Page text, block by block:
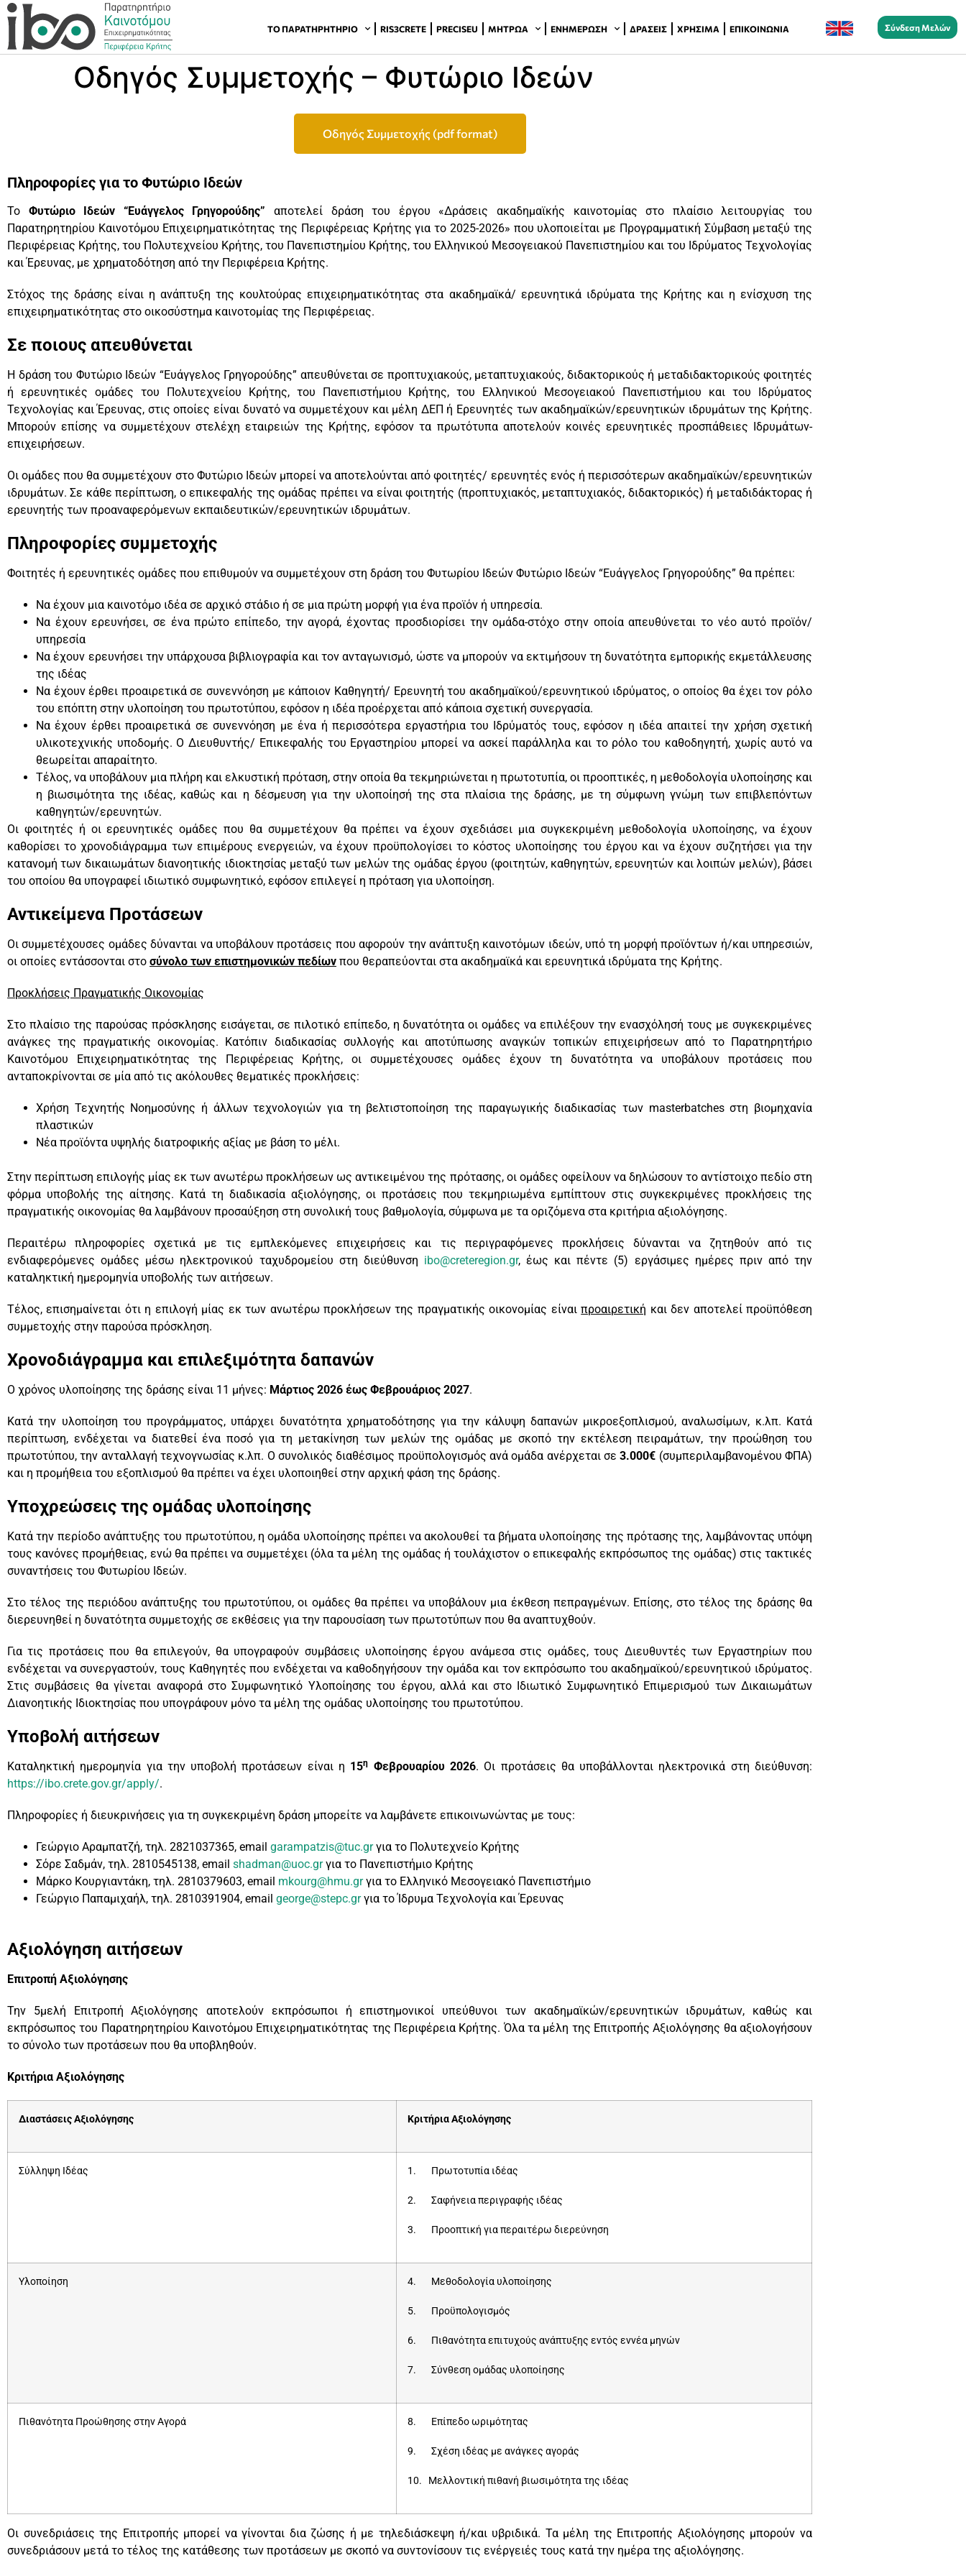
ΤΟ ΠΑΡΑΤΗΡΗΤΉΡΙΟ RIS3CRETE PRECISEU ΜΗΤΡΏΑ ΕΝΗΜΈΡΩΣΗ ΔΡΆΣΕΙΣ ΧΡΉΣΙΜΑ ΕΠΙΚΟΙΝΩΝΊΑ Σύνδεση Μελών
Οδηγός Συμμετοχής – Φυτώριο Ιδεών
Οδηγός Συμμετοχής (pdf format)
Πληροφορίες για το Φυτώριο Ιδεών
Το Φυτώριο Ιδεών “Ευάγγελος Γρηγορούδης” αποτελεί δράση του έργου «Δράσεις ακαδημαϊκής καινοτομίας στο πλαίσιο λειτουργίας του
Παρατηρητηρίου Καινοτόμου Επιχειρηματικότητας της Περιφέρειας Κρήτης για το 2025-2026» που υλοποιείται με Προγραμματική Σύμβαση μεταξύ της
Περιφέρειας Κρήτης, του Πολυτεχνείου Κρήτης, του Πανεπιστημίου Κρήτης, του Ελληνικού Μεσογειακού Πανεπιστημίου και του Ιδρύματος Τεχνολογίας
και Έρευνας, με χρηματοδότηση από την Περιφέρεια Κρήτης.
Στόχος της δράσης είναι η ανάπτυξη της κουλτούρας επιχειρηματικότητας στα ακαδημαϊκά/ ερευνητικά ιδρύματα της Κρήτης και η ενίσχυση της
επιχειρηματικότητας στο οικοσύστημα καινοτομίας της Περιφέρειας.
Σε ποιους απευθύνεται
Η δράση του Φυτώριο Ιδεών “Ευάγγελος Γρηγορούδης” απευθύνεται σε προπτυχιακούς, μεταπτυχιακούς, διδακτορικούς ή μεταδιδακτορικούς φοιτητές
ή ερευνητικές ομάδες του Πολυτεχνείου Κρήτης, του Πανεπιστήμιου Κρήτης, του Ελληνικού Μεσογειακού Πανεπιστήμιου και του Ιδρύματος
Τεχνολογίας και Έρευνας, στις οποίες είναι δυνατό να συμμετέχουν και μέλη ΔΕΠ ή Ερευνητές των ακαδημαϊκών/ερευνητικών ιδρυμάτων της Κρήτης.
Μπορούν επίσης να συμμετέχουν στελέχη εταιρειών της Κρήτης, εφόσον τα πρωτότυπα αποτελούν κοινές ερευνητικές προσπάθειες Ιδρυμάτων-
επιχειρήσεων.
Οι ομάδες που θα συμμετέχουν στο Φυτώριο Ιδεών μπορεί να αποτελούνται από φοιτητές/ ερευνητές ενός ή περισσότερων ακαδημαϊκών/ερευνητικών
ιδρυμάτων. Σε κάθε περίπτωση, ο επικεφαλής της ομάδας πρέπει να είναι φοιτητής (προπτυχιακός, μεταπτυχιακός, διδακτορικός) ή μεταδιδάκτορας ή
ερευνητής των προαναφερόμενων εκπαιδευτικών/ερευνητικών ιδρυμάτων.
Πληροφορίες συμμετοχής
Φοιτητές ή ερευνητικές ομάδες που επιθυμούν να συμμετέχουν στη δράση του Φυτωρίου Ιδεών Φυτώριο Ιδεών “Ευάγγελος Γρηγορούδης” θα πρέπει:
Να έχουν μια καινοτόμο ιδέα σε αρχικό στάδιο ή σε μια πρώτη μορφή για ένα προϊόν ή υπηρεσία.
Να έχουν ερευνήσει, σε ένα πρώτο επίπεδο, την αγορά, έχοντας προσδιορίσει την ομάδα-στόχο στην οποία απευθύνεται το νέο αυτό προϊόν/
υπηρεσία
Να έχουν ερευνήσει την υπάρχουσα βιβλιογραφία και τον ανταγωνισμό, ώστε να μπορούν να εκτιμήσουν τη δυνατότητα εμπορικής εκμετάλλευσης
της ιδέας
Να έχουν έρθει προαιρετικά σε συνεννόηση με κάποιον Καθηγητή/ Ερευνητή του ακαδημαϊκού/ερευνητικού ιδρύματος, ο οποίος θα έχει τον ρόλο
του επόπτη στην υλοποίηση του πρωτοτύπου, εφόσον η ιδέα προέρχεται από κάποια σχετική συνεργασία.
Να έχουν έρθει προαιρετικά σε συνεννόηση με ένα ή περισσότερα εργαστήρια του Ιδρύματός τους, εφόσον η ιδέα απαιτεί την χρήση σχετική
υλικοτεχνικής υποδομής. Ο Διευθυντής/ Επικεφαλής του Εργαστηρίου μπορεί να ασκεί παράλληλα και το ρόλο του καθοδηγητή, χωρίς αυτό να
θεωρείται απαραίτητο.
Τέλος, να υποβάλουν μια πλήρη και ελκυστική πρόταση, στην οποία θα τεκμηριώνεται η πρωτοτυπία, οι προοπτικές, η μεθοδολογία υλοποίησης και
η βιωσιμότητα της ιδέας, καθώς και η δέσμευση για την υλοποίησή της στα πλαίσια της δράσης, με τη σύμφωνη γνώμη των επιβλεπόντων
καθηγητών/ερευνητών.
Οι φοιτητές ή οι ερευνητικές ομάδες που θα συμμετέχουν θα πρέπει να έχουν σχεδιάσει μια συγκεκριμένη μεθοδολογία υλοποίησης, να έχουν
καθορίσει το χρονοδιάγραμμα των επιμέρους ενεργειών, να έχουν προϋπολογίσει το κόστος υλοποίησης του έργου και να έχουν συζητήσει για την
κατανομή των δικαιωμάτων διανοητικής ιδιοκτησίας μεταξύ των μελών της ομάδας έργου (φοιτητών, καθηγητών, ερευνητών και λοιπών μελών), βάσει
του οποίου θα υπογραφεί ιδιωτικό συμφωνητικό, εφόσον επιλεγεί η πρόταση για υλοποίηση.
Αντικείμενα Προτάσεων
Οι συμμετέχουσες ομάδες δύνανται να υποβάλουν προτάσεις που αφορούν την ανάπτυξη καινοτόμων ιδεών, υπό τη μορφή προϊόντων ή/και υπηρεσιών,
οι οποίες εντάσσονται στο σύνολο των επιστημονικών πεδίων που θεραπεύονται στα ακαδημαϊκά και ερευνητικά ιδρύματα της Κρήτης.
Προκλήσεις Πραγματικής Οικονομίας
Στο πλαίσιο της παρούσας πρόσκλησης εισάγεται, σε πιλοτικό επίπεδο, η δυνατότητα οι ομάδες να επιλέξουν την ενασχόλησή τους με συγκεκριμένες
ανάγκες της πραγματικής οικονομίας. Κατόπιν διαδικασίας συλλογής και αποτύπωσης αναγκών τοπικών επιχειρήσεων από το Παρατηρητήριο
Καινοτόμου Επιχειρηματικότητας της Περιφέρειας Κρήτης, οι συμμετέχουσες ομάδες έχουν τη δυνατότητα να υποβάλουν προτάσεις που
ανταποκρίνονται σε μία από τις ακόλουθες θεματικές προκλήσεις:
Χρήση Τεχνητής Νοημοσύνης ή άλλων τεχνολογιών για τη βελτιστοποίηση της παραγωγικής διαδικασίας των masterbatches στη βιομηχανία
πλαστικών
Νέα προϊόντα υψηλής διατροφικής αξίας με βάση το μέλι.
Στην περίπτωση επιλογής μίας εκ των ανωτέρω προκλήσεων ως αντικειμένου της πρότασης, οι ομάδες οφείλουν να δηλώσουν το αντίστοιχο πεδίο στη
φόρμα υποβολής της αίτησης. Κατά τη διαδικασία αξιολόγησης, οι προτάσεις που τεκμηριωμένα εμπίπτουν στις συγκεκριμένες προκλήσεις της
πραγματικής οικονομίας θα λαμβάνουν προσαύξηση στη συνολική τους βαθμολογία, σύμφωνα με τα οριζόμενα στα κριτήρια αξιολόγησης.
Περαιτέρω πληροφορίες σχετικά με τις εμπλεκόμενες επιχειρήσεις και τις περιγραφόμενες προκλήσεις δύνανται να ζητηθούν από τις
ενδιαφερόμενες ομάδες μέσω ηλεκτρονικού ταχυδρομείου στη διεύθυνση ibo@creteregion.gr, έως και πέντε (5) εργάσιμες ημέρες πριν από την
καταληκτική ημερομηνία υποβολής των αιτήσεων.
Τέλος, επισημαίνεται ότι η επιλογή μίας εκ των ανωτέρω προκλήσεων της πραγματικής οικονομίας είναιπροαιρετική και δεν αποτελεί προϋπόθεση
συμμετοχής στην παρούσα πρόσκληση.
Χρονοδιάγραμμα και επιλεξιμότητα δαπανών
Ο χρόνος υλοποίησης της δράσης είναι 11 μήνες: Μάρτιος 2026 έως Φεβρουάριος 2027.
Κατά την υλοποίηση του προγράμματος, υπάρχει δυνατότητα χρηματοδότησης για την κάλυψη δαπανών μικροεξοπλισμού, αναλωσίμων, κ.λπ. Κατά
περίπτωση, ενδέχεται να διατεθεί ένα ποσό για τη μετακίνηση των μελών της ομάδας με σκοπό την εκτέλεση πειραμάτων, την προώθηση του
πρωτοτύπου, την ανταλλαγή τεχνογνωσίας κ.λπ. Ο συνολικός διαθέσιμος προϋπολογισμός ανά ομάδα ανέρχεται σε3.000€ (συμπεριλαμβανομένου ΦΠΑ)
και η προμήθεια του εξοπλισμού θα πρέπει να έχει υλοποιηθεί στην αρχική φάση της δράσης.
Υποχρεώσεις της ομάδας υλοποίησης
Κατά την περίοδο ανάπτυξης του πρωτοτύπου, η ομάδα υλοποίησης πρέπει να ακολουθεί τα βήματα υλοποίησης της πρότασης της, λαμβάνοντας υπόψη
τους κανόνες προμήθειας, ενώ θα πρέπει να συμμετέχει (όλα τα μέλη της ομάδας ή τουλάχιστον ο επικεφαλής εκπρόσωπος της ομάδας) στις τακτικές
συναντήσεις του Φυτωρίου Ιδεών.
Στο τέλος της περιόδου ανάπτυξης του πρωτοτύπου, οι ομάδες θα πρέπει να υποβάλουν μια έκθεση πεπραγμένων. Επίσης, στο τέλος της δράσης θα
διερευνηθεί η δυνατότητα συμμετοχής σε εκθέσεις για την παρουσίαση των πρωτοτύπων που θα αναπτυχθούν.
Για τις προτάσεις που θα επιλεγούν, θα υπογραφούν συμβάσεις υλοποίησης έργου ανάμεσα στις ομάδες, τους Διευθυντές των Εργαστηρίων που
ενδέχεται να συνεργαστούν, τους Καθηγητές που ενδέχεται να καθοδηγήσουν την ομάδα και τον εκπρόσωπο του ακαδημαϊκού/ερευνητικού ιδρύματος.
Στις συμβάσεις θα γίνεται αναφορά στο Συμφωνητικό Υλοποίησης του έργου, αλλά και στο Ιδιωτικό Συμφωνητικό Επιμερισμού των Δικαιωμάτων
Διανοητικής Ιδιοκτησίας που υπογράφουν μόνο τα μέλη της ομάδας υλοποίησης του πρωτοτύπου.
Υποβολή αιτήσεων
Καταληκτική ημερομηνία για την υποβολή προτάσεων είναι η 15η Φεβρουαρίου 2026. Οι προτάσεις θα υποβάλλονται ηλεκτρονικά στη διεύθυνση:
https://ibo.crete.gov.gr/apply/.
Πληροφορίες ή διευκρινήσεις για τη συγκεκριμένη δράση μπορείτε να λαμβάνετε επικοινωνώντας με τους:
Γεώργιο Αραμπατζή, τηλ. 2821037365, email garampatzis@tuc.grγια το Πολυτεχνείο Κρήτης
Σόρε Σαδμάν, τηλ. 2810545138, email shadman@uoc.grγια το Πανεπιστήμιο Κρήτης
Μάρκο Κουργιαντάκη, τηλ. 2810379603, email mkourg@hmu.grγια το Ελληνικό Μεσογειακό Πανεπιστήμιο
Γεώργιο Παπαμιχαήλ, τηλ. 2810391904, email george@stepc.grγια το Ίδρυμα Τεχνολογία και Έρευνας
Αξιολόγηση αιτήσεων
Επιτροπή Αξιολόγησης
Την 5μελή Επιτροπή Αξιολόγησης αποτελούν εκπρόσωποι ή επιστημονικοί υπεύθυνοι των ακαδημαϊκών/ερευνητικών ιδρυμάτων, καθώς και
εκπρόσωπος του Παρατηρητηρίου Καινοτόμου Επιχειρηματικότητας της Περιφέρεια Κρήτης. Όλα τα μέλη της Επιτροπής Αξιολόγησης θα αξιολογήσουν
το σύνολο των προτάσεων που θα υποβληθούν.
Κριτήρια Αξιολόγησης
Διαστάσεις Αξιολόγησης Κριτήρια Αξιολόγησης
Σύλληψη Ιδέας 1. Πρωτοτυπία ιδέας
2. Σαφήνεια περιγραφής ιδέας
3. Προοπτική για περαιτέρω διερεύνηση
Υλοποίηση 4. Μεθοδολογία υλοποίησης
5. Προϋπολογισμός
6. Πιθανότητα επιτυχούς ανάπτυξης εντός εννέα μηνών
7. Σύνθεση ομάδας υλοποίησης
Πιθανότητα Προώθησης στην Αγορά 8. Επίπεδο ωριμότητας
9. Σχέση ιδέας με ανάγκες αγοράς
10. Μελλοντική πιθανή βιωσιμότητα της ιδέας
Οι συνεδριάσεις της Επιτροπής μπορεί να γίνονται δια ζώσης ή με τηλεδιάσκεψη ή/και υβριδικά. Τα μέλη της Επιτροπής Αξιολόγησης μπορούν να
συνεδριάσουν μετά το τέλος της κατάθεσης των προτάσεων με σκοπό να συντονίσουν τις ενέργειές τους κατά την ημέρα της αξιολόγησης.